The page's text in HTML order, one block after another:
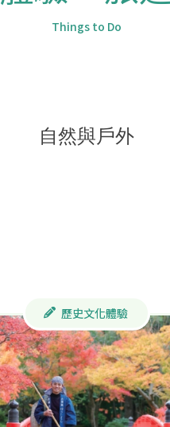
Things to Do
自然與戶外
歷史文化體驗